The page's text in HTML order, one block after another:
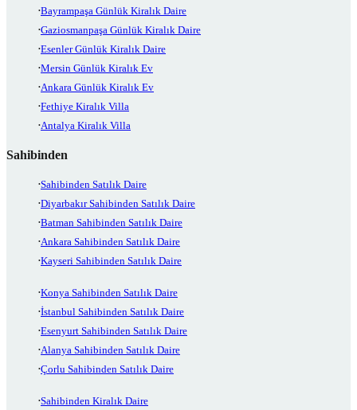
Bayrampaşa Günlük Kiralık Daire
Gaziosmanpaşa Günlük Kiralık Daire
Esenler Günlük Kiralık Daire
Mersin Günlük Kiralık Ev
Ankara Günlük Kiralık Ev
Fethiye Kiralık Villa
Antalya Kiralık Villa
Sahibinden
Sahibinden Satılık Daire
Diyarbakır Sahibinden Satılık Daire
Batman Sahibinden Satılık Daire
Ankara Sahibinden Satılık Daire
Kayseri Sahibinden Satılık Daire
Konya Sahibinden Satılık Daire
İstanbul Sahibinden Satılık Daire
Esenyurt Sahibinden Satılık Daire
Alanya Sahibinden Satılık Daire
Çorlu Sahibinden Satılık Daire
Sahibinden Kiralık Daire